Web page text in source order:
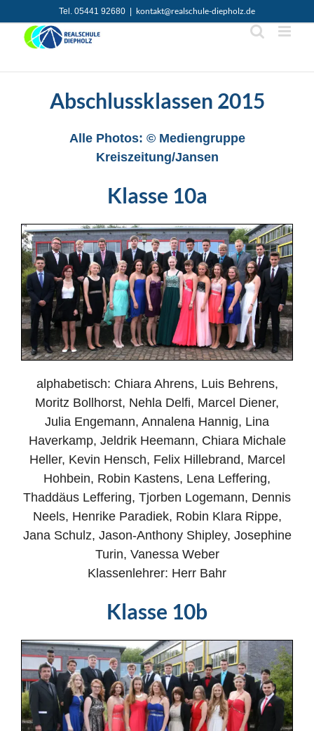
Inhalt
springen
Tel. 05441 92680 kontakt@realschule-diepholz.de
Abschlussklassen 2015
Alle Photos: © Mediengruppe
Kreiszeitung/Jansen
Klasse 10a
alphabetisch: Chiara Ahrens, Luis Behrens,
Moritz Bollhorst, Nehla Delfi, Marcel Diener,
Julia Engemann, Annalena Hannig, Lina
Haverkamp, Jeldrik Heemann, Chiara Michale
Heller, Kevin Hensch, Felix Hillebrand, Marcel
Hohbein, Robin Kastens, Lena Leffering,
Thaddäus Leffering, Tjorben Logemann, Dennis
Neels, Henrike Paradiek, Robin Klara Rippe,
Jana Schulz, Jason-Anthony Shipley, Josephine
Turin, Vanessa Weber
Klassenlehrer: Herr Bahr
Klasse 10b